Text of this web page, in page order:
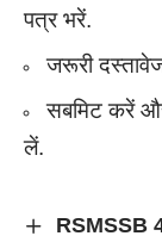
पत्र भरें.
जरूरी
सबमिट करें
लें.
RSMSSB